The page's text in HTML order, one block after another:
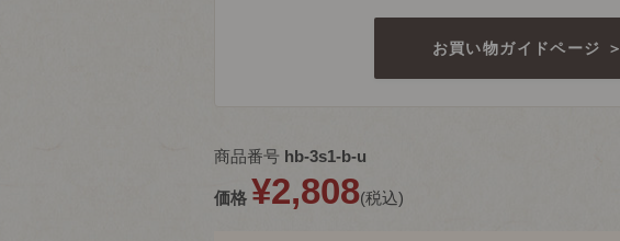
お買い物ガイドページ ＞
商品番号 hb-3s1-b-u
価格 ¥2,808 税込